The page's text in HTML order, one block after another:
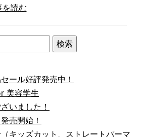
を読む
ール好評発売中！
美容学生
いました！
売開始！
キッズカット、ストレートパーマ